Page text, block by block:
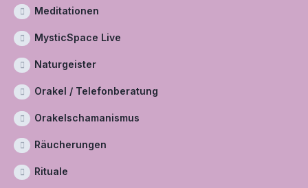
Meditationen
MysticSpace Live
Naturgeister
Orakel / Telefonberatung
Orakelschamanismus
Räucherungen
Rituale